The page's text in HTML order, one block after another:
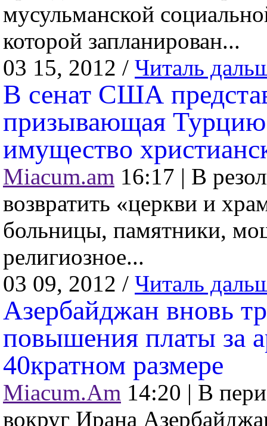
мусульманской
которой запланирован...
03 15, 2012 / Читаль
В сенат США
призывающая Турцию
имущество
Miacum.am 16:17 | В
возвратить «церкви и
больницы, памятники,
религиозное...
03 09, 2012 / Читаль
Азербайджан вновь
повышения платы за
40кратном размере
Miacum.Am 14:20 | В
вокруг Ирана